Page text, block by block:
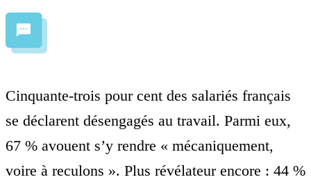
Cinquante-trois pour cent des salariés français
se déclarent désengagés au travail. Parmi eux,
67 % avouent s’y rendre « mécaniquement,
voire à reculons ». Plus révélateur encore : 44 %